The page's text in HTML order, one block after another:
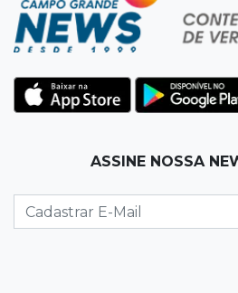
12:55 Ventania
sem energia em Campo
Mulher em situação de rua
ASSINE NOSSA